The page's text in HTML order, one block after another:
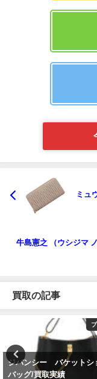
ミュ
牛島憲之 （ウシジマ
買取の記事
ジバンシー バケットシ
バッグ/買取実績